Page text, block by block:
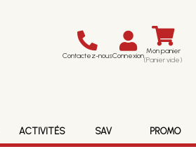
Contactez-nousConnexion Mon panier
(Panier vide)
ACTIVITÉS SAV PROMO